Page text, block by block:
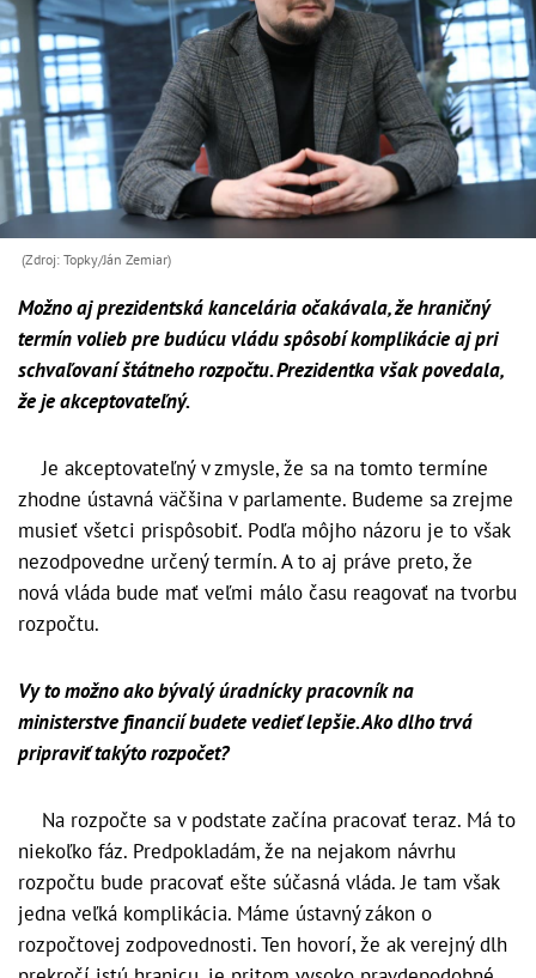
(Zdroj: Topky/Ján Zemiar)
Možno aj prezidentská kancelária očakávala, že hraničný
termín volieb pre budúcu vládu spôsobí komplikácie aj pri
schvaľovaní štátneho rozpočtu. Prezidentka však povedala,
že je akceptovateľný.
Je akceptovateľný v zmysle, že sa na tomto termíne
zhodne ústavná väčšina v parlamente. Budeme sa zrejme
musieť všetci prispôsobiť. Podľa môjho názoru je to však
nezodpovedne určený termín. A to aj práve preto, že
nová vláda bude mať veľmi málo času reagovať na tvorbu
rozpočtu.
Vy to možno ako bývalý úradnícky pracovník na
ministerstve financií budete vedieť lepšie. Ako dlho trvá
pripraviť takýto rozpočet?
Na rozpočte sa v podstate začína pracovať teraz. Má to
niekoľko fáz. Predpokladám, že na nejakom návrhu
rozpočtu bude pracovať ešte súčasná vláda. Je tam však
jedna veľká komplikácia. Máme ústavný zákon o
rozpočtovej zodpovednosti. Ten hovorí, že ak verejný dlh